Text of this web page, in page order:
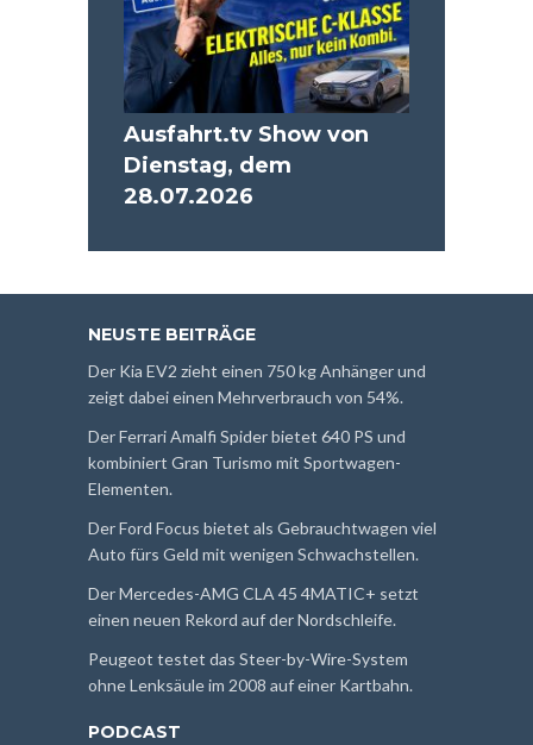
Ausfahrt.tv Show von
Dienstag, dem
28.07.2026
NEUSTE BEITRÄGE
Der Kia EV2 zieht einen 750 kg Anhänger und
zeigt dabei einen Mehrverbrauch von 54%.
Der Ferrari Amalfi Spider bietet 640 PS und
kombiniert Gran Turismo mit Sportwagen-
Elementen.
Der Ford Focus bietet als Gebrauchtwagen viel
Auto fürs Geld mit wenigen Schwachstellen.
Der Mercedes-AMG CLA 45 4MATIC+ setzt
einen neuen Rekord auf der Nordschleife.
Peugeot testet das Steer-by-Wire-System
ohne Lenksäule im 2008 auf einer Kartbahn.
PODCAST